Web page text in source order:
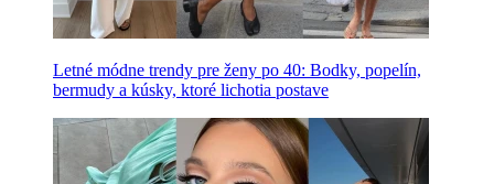
Letné módne trendy pre ženy po 40: Bodky, popelín,
bermudy a kúsky, ktoré lichotia postave